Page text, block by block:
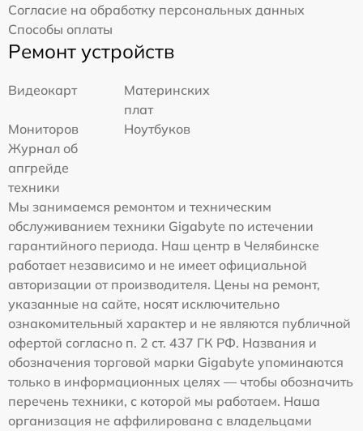
Согласие на обработку персональных данных
Способы оплаты
Ремонт устройств
Видеокарт
Материнских
плат
Мониторов
Ноутбуков
Журнал об
апгрейде
техники
Мы занимаемся ремонтом и техническим
обслуживанием техники Gigabyte по истечении
гарантийного периода. Наш центр в Челябинске
работает независимо и не имеет официальной
авторизации от производителя. Цены на ремонт,
указанные на сайте, носят исключительно
ознакомительный характер и не являются публичной
офертой согласно п. 2 ст. 437 ГК РФ. Названия и
обозначения торговой марки Gigabyte упоминаются
только в информационных целях — чтобы обозначить
перечень техники, с которой мы работаем. Наша
организация не аффилирована с владельцами